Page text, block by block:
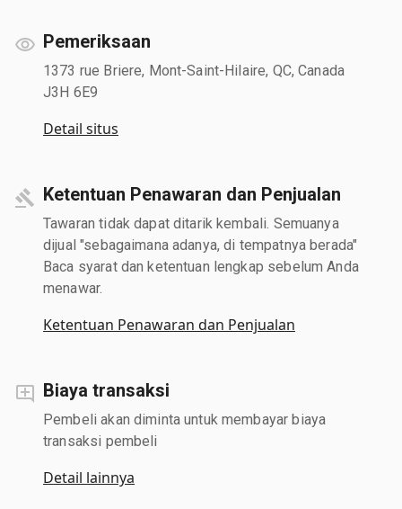
Pemeriksaan
1373 rue Briere, Mont-Saint-Hilaire, QC, Canada
J3H 6E9
Detail situs
Ketentuan Penawaran dan Penjualan
Tawaran tidak dapat ditarik kembali. Semuanya
dijual "sebagaimana adanya, di tempatnya berada"
Baca syarat dan ketentuan lengkap sebelum Anda
menawar.
Ketentuan Penawaran dan Penjualan
Biaya transaksi
Pembeli akan diminta untuk membayar biaya
transaksi pembeli
Detail lainnya